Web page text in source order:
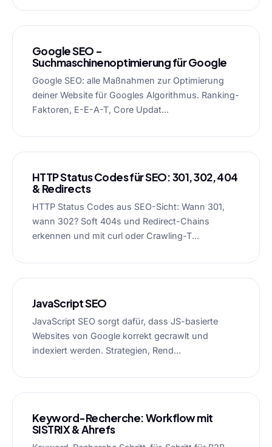
Google SEO –
Suchmaschinenoptimierung für Google
Google SEO: alle Maßnahmen zur Optimierung
deiner Website für Googles Algorithmus. Ranking-
Faktoren, E-E-A-T, Core Updat...
HTTP Status Codes für SEO: 301, 302, 404
& Redirects
HTTP Status Codes aus SEO-Sicht: Wann 301,
wann 302? Soft 404s und Redirect-Chains
erkennen und mit curl oder Crawling-T...
JavaScript SEO
JavaScript SEO sorgt dafür, dass JS-basierte
Websites von Google korrekt gecrawlt und
indexiert werden. Strategien, Rend...
Keyword-Recherche: Workflow mit
SISTRIX & Ahrefs